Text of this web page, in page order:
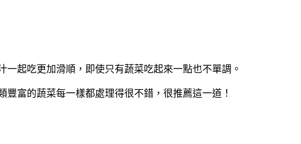
一起吃更加滑順，即使只有蔬菜吃起來一點也不單調。
豐富的蔬菜每一樣都處理得很不錯，很推薦這一道！